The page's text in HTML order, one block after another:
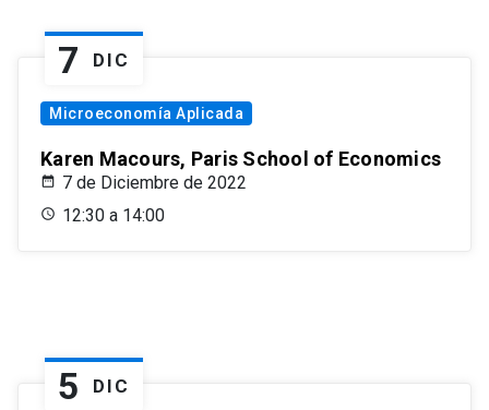
7 DIC
Microeconomía Aplicada
Karen Macours, Paris School of Economics
7 de Diciembre de 2022
12:30 a 14:00
5 DIC